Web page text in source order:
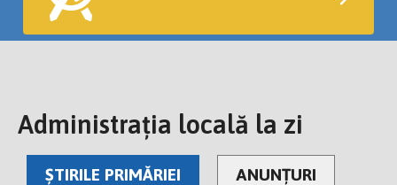
Administrația locală la zi
ȘTIRILE PRIMĂRIEI
ANUNȚURI